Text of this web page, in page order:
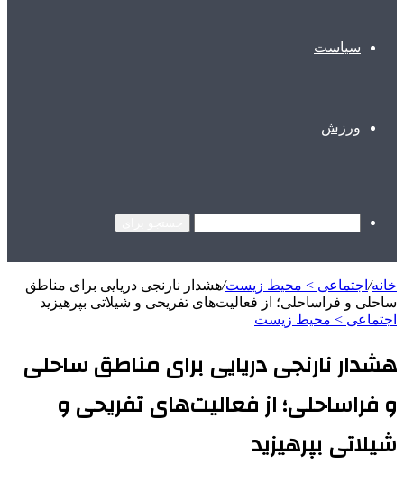
سیاست
ورزش
خانه/ اجتماعی > محیط زیست/هشدار نارنجی دریایی برای مناطق
ساحلی و فراساحلی؛ از فعالیت‌های تفریحی و شیلاتی بپرهیزید
اجتماعی > محیط زیست
هشدار نارنجی دریایی برای مناطق ساحلی
و فراساحلی؛ از فعالیت‌های تفریحی و
شیلاتی بپرهیزید